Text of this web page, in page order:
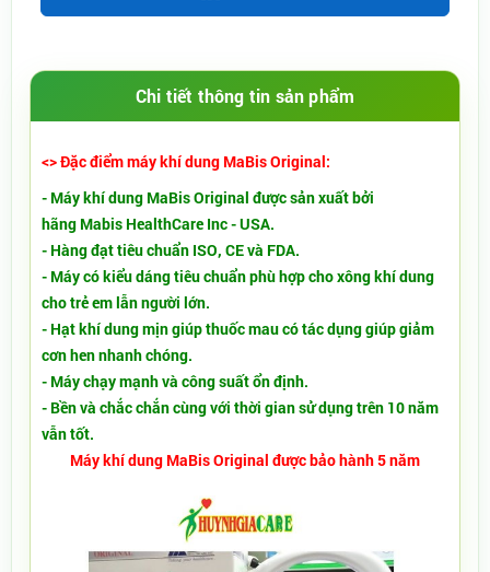
Chi tiết thông tin sản phẩm
<> Đặc điểm máy khí dung MaBis Original:
- Máy khí dung MaBis Original được sản xuất bởi
hãng Mabis HealthCare Inc - USA.
- Hàng đạt tiêu chuẩn ISO, CE và FDA.
- Máy có kiểu dáng tiêu chuẩn phù hợp cho xông khí dung
cho trẻ em lẫn người lớn.
- Hạt khí dung mịn giúp thuốc mau có tác dụng giúp giảm
cơn hen nhanh chóng.
- Máy chạy mạnh và công suất ổn định.
- Bền và chắc chắn cùng với thời gian sử dụng trên 10 năm
vẫn tốt.
Máy khí dung MaBis Original được bảo hành 5 năm